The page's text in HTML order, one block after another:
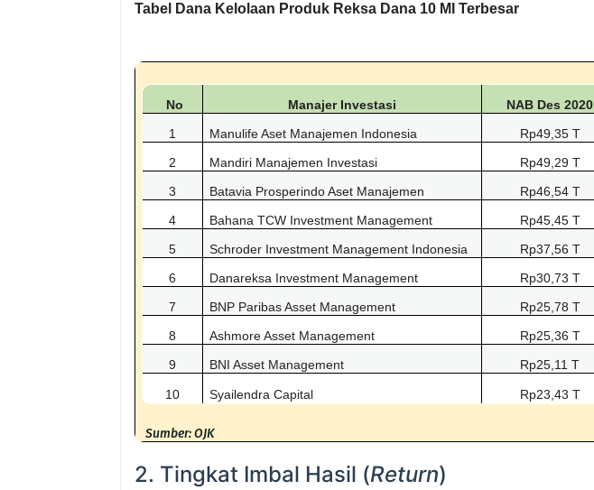
Tabel Dana Kelolaan Produk Reksa Dana 10 MI Terbesar
No Manajer Investasi NAB Des 2020
1
Manulife Aset Manajemen Indonesia Rp49,35 T
2
Mandiri Manajemen Investasi Rp49,29 T
3
Batavia Prosperindo Aset Manajemen Rp46,54 T
4
Bahana TCW Investment Management Rp45,45 T
5
Schroder Investment Management Indonesia Rp37,56 T
6
Danareksa Investment Management Rp30,73 T
7
BNP Paribas Asset Management Rp25,78 T
8
Ashmore Asset Management Rp25,36 T
9
BNI Asset Management Rp25,11 T
10 Syailendra Capital Rp23,43 T
Sumber: OJK
2. Tingkat Imbal Hasil (Return)